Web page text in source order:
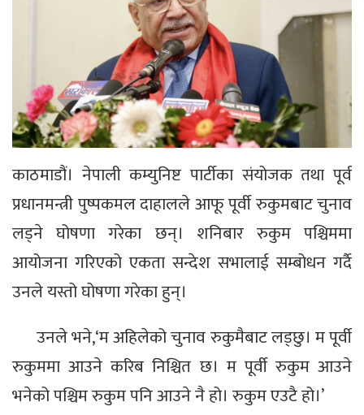
काठमाडौं। नेपाली कम्युनिष्ट पार्टीका संयोजक तथा पूर्व
प्रधानमन्त्री पुष्पकमल दाहालले आफू पूर्वी रुकुमबाट चुनाव
लड्ने घोषणा गरेका छन्। शनिबार रुकुम पश्चिममा
आयोजना गरिएको एकता सन्देश सभालाई सम्बोधन गर्दै
उनले यस्तो घोषणा गरेका हुन्।
उनले भने,‘म अहिलेको चुनाव रुकुमैबाट लड्छु। म पूर्वी
रुकुममा आउने करिब निश्चित छ। म पूर्वी रुकुम आउने
भनेको पश्चिम रुकुम पनि आउने नै हो। रुकुम एउटै हो।’